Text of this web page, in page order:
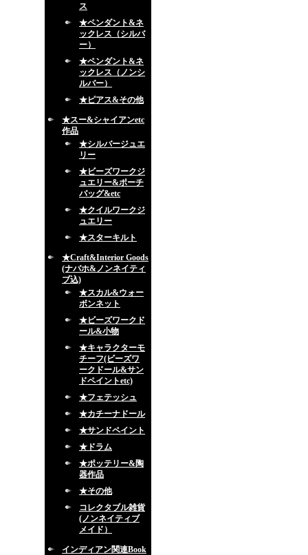
ス
★ペンダント&ネ
ックレス（シルバ
ー）
★ペンダント&ネ
ックレス（ノンシ
ルバー）
★ピアス&その他
★スー&シャイアンetc
作品
★シルバージュエ
リー
★ビーズワークジ
ュエリー&ポーチ
バッグ&etc
★クイルワークジ
ュエリー
★スターキルト
★Craft&Interior Goods
(ナバホ&ノンネイティ
ブ込)
★スカル&ウォー
ボンネット
★ビーズワークド
ール&小物
★キャラクターモ
チーフ(ビーズワ
ークドール&サン
ドペイントetc)
★フェテッシュ
★カチーナドール
★サンドペイント
★ドラム
★ポッテリー&陶
器作品
★その他
コレクタブル雑貨
(ノンネイティブ
メイド）
インディアン関連Book